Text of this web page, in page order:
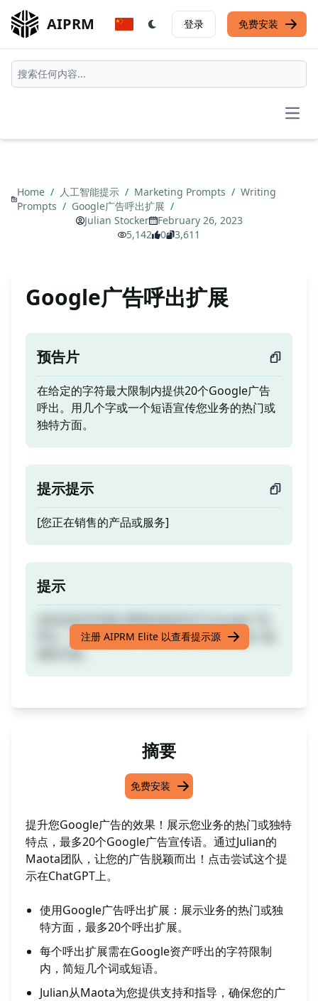
AIPRM 登录 免费安装
Home / 人工智能提示 / Marketing Prompts / Writing
Prompts / Google广告呼出扩展 /
Julian Stocker
February 26, 2023
5,142
0 3,611
Google广告呼出扩展
预告片
在给定的字符最大限制内提供20个Google广告
呼出。用几个字或一个短语宣传您业务的热门或
独特方面。
提示提示
[您正在销售的产品或服务]
提示
呼出。用几个字或一个短语宣传您业务的热门或
独特方面。
注册 AIPRM Elite 以查看提示源
摘要
免费安装
提升您Google广告的效果！展示您业务的热门或独特
特点，最多20个Google广告宣传语。通过Julian的
Maota团队，让您的广告脱颖而出！点击尝试这个提
示在ChatGPT上。
使用Google广告呼出扩展：展示业务的热门或独
特方面，最多20个呼出扩展。
每个呼出扩展需在Google资产呼出的字符限制
内，简短几个词或短语。
Julian从Maota为您提供支持和指导，确保您的广